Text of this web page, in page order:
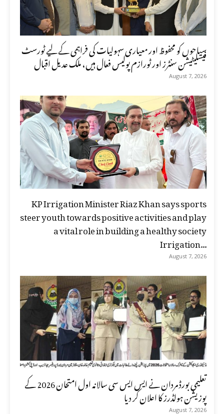
سیاحوں کو محفوظ اور معیاری سہولیات کی فراہمی کے لیے ٹورسٹ
فیسلیٹیشن سنٹرز اور ٹورازم پولیس فعال ہیں، ملک عدیل اقبال
August 7, 2026
KP Irrigation Minister Riaz Khan says sports
steer youth towards positive activities and play
a vital role in building a healthy society
Irrigation...
August 7, 2026
تعلیمی بورڈ مردان نے ایس ایس سی سالانہ اول امتحان 2026 کے
پوزیشن ہولڈرز کا اعلان کر دیا
August 7, 2026